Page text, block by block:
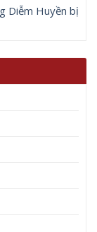
Diễm Huyền bị